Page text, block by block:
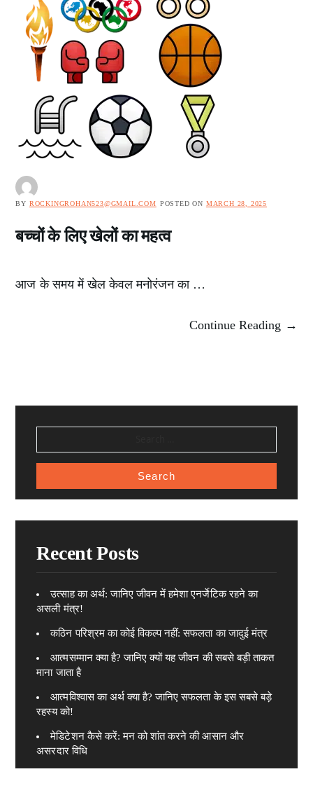
BY ROCKINGROHAN523@GMAIL.COM POSTED ON MARCH 28, 2025
बच्चों के लिए खेलों का महत्व
आज के समय में खेल केवल मनोरंजन का …
Continue Reading →
FOR:
Recent Posts
उत्साह का अर्थ: जानिए जीवन में हमेशा एनर्जेटिक रहने का
असली मंत्र!
कठिन परिश्रम का कोई विकल्प नहीं: सफलता का जादुई मंत्र
आत्मसम्मान क्या है? जानिए क्यों यह जीवन की सबसे बड़ी ताकत
माना जाता है
आत्मविश्वास का अर्थ क्या है? जानिए सफलता के इस सबसे बड़े
रहस्य को!
मेडिटेशन कैसे करें: मन को शांत करने की आसान और
असरदार विधि